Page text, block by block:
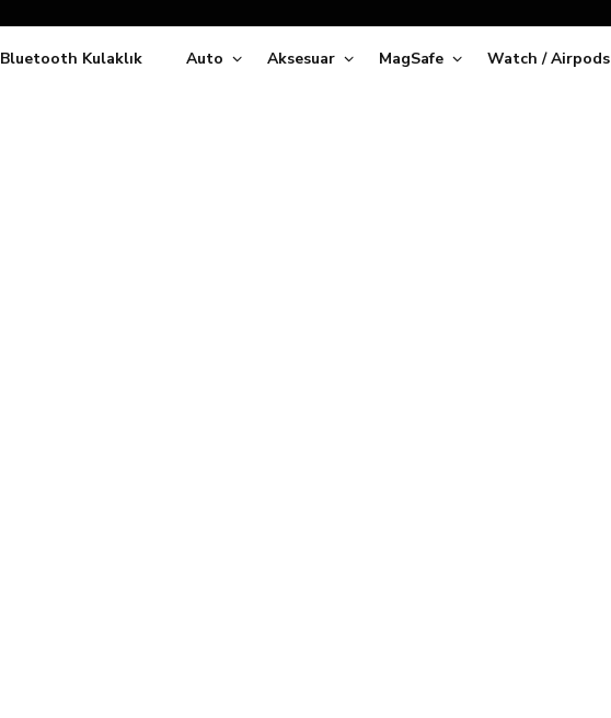
Siparişleriniz
5 İş Günü İçerisinde Kargoda!
Kapıda Ödeme Kolaylığı, Kredi Kartı ile Taksitli Hızlı ve Güvenli Alışveriş!
Bluetooth Kulaklık Auto Aksesuar MagSafe Watch / Airpods